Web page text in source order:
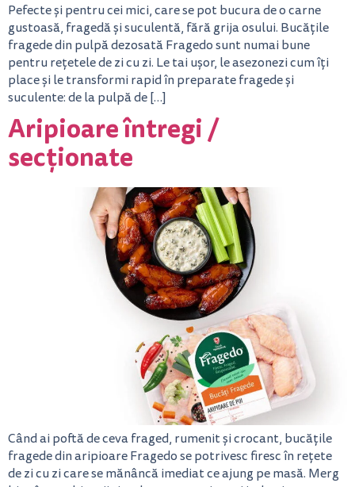
Pefecte și pentru cei mici, care se pot bucura de o carne
gustoasă, fragedă și suculentă, fără grija osului. Bucățile
fragede din pulpă dezosată Fragedo sunt numai bune
pentru rețetele de zi cu zi. Le tai ușor, le asezonezi cum îți
place și le transformi rapid în preparate fragede și
suculente: de la pulpă de […]
Aripioare întregi /
secționate
Când ai poftă de ceva fraged, rumenit și crocant, bucățile
fragede din aripioare Fragedo se potrivesc firesc în rețete
de zi cu zi care se mănâncă imediat ce ajung pe masă. Merg